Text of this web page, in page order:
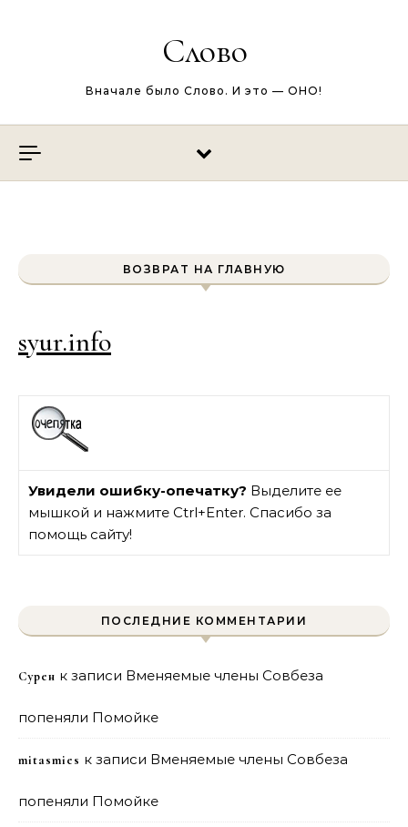
Слово
Вначале было Слово. И это — ОНО!
ВОЗВРАТ НА ГЛАВНУЮ
syur.info
Увидели ошибку-опечатку? Выделите ее
мышкой и нажмите Ctrl+Enter. Спасибо за
помощь сайту!
ПОСЛЕДНИЕ КОММЕНТАРИИ
Сурен к записи Вменяемые члены Совбеза
попеняли Помойке
mitasmies к записи Вменяемые члены Совбеза
попеняли Помойке